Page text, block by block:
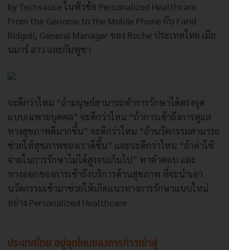
by Techsauce ในหัวข้อ Personalized Healthcare -
From the Genome to the Mobile Phone กับ Farid
Bidgoli, General Manager ของ Roche ประเทศไทย เมีย
นมาร์ ลาว และกัมพูชา
จะดีกว่าไหม “ถ้ามนุษย์สามารถทำการรักษาได้ตรงจุด
แบบเฉพาะบุคคล” จะดีกว่าไหม “ถ้าการเข้าถึงการดูแล
ทางสุขภาพดีมากขึ้น” จะดีกว่าไหม “ถ้านวัตกรรมสามารถ
ช่วยให้สุขภาพของเราดีขึ้น” และจะดีกว่าไหม “ถ้าค่าใช้
จ่ายในการรักษาไม่ได้สูงจนเกินไป” หาคำตอบ และ
ทางออกของการเข้าถึงบริการด้านสุขภาพ ที่จะนำเอา
นวัตกรรมเข้ามาช่วยให้เกิดแนวทางการรักษาแบบใหม่
อย่าง Personalized Healthcare
ประเทศไทย อยู่จุดไหนของการก้าวเข้าสู่